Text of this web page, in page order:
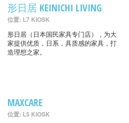
形日居 KEINICHI LIVING
位置: L7 KIOSK
形日居（日本国民家具专门店），为大
家提供优质，日系，具质感的家具，打
造理想之家。
MAXCARE
位置: L5 KIOSK